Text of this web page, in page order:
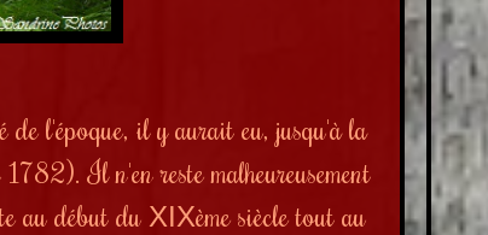
de l'époque, il y aurait eu, jusqu'à la
Il n'en reste malheureusement
au début du XIXème siècle tout au